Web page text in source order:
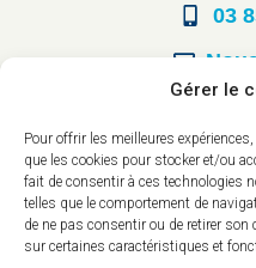
Gérer le
Pour offrir les meilleures
que les cookies pour stocker et/ou
fait de consentir à ces technologies
telles que le comportement de
de ne pas consentir ou de retirer
sur certaines caractéristiques et
03
Du lundi